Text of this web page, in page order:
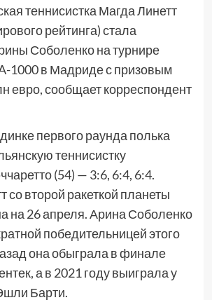
теннисистка Магда Линетт
рейтинга) стала
Соболенко на турнире
1000 в Мадриде с призовым
евро, сообщает корреспондент
первого раунда полька
теннисистку
(54) — 3:6, 6:4, 6:4.
со второй ракеткой планеты
на 26 апреля. Арина Соболенко
победительницей этого
она обыграла в финале
а в 2021 году выиграла у
Барти.